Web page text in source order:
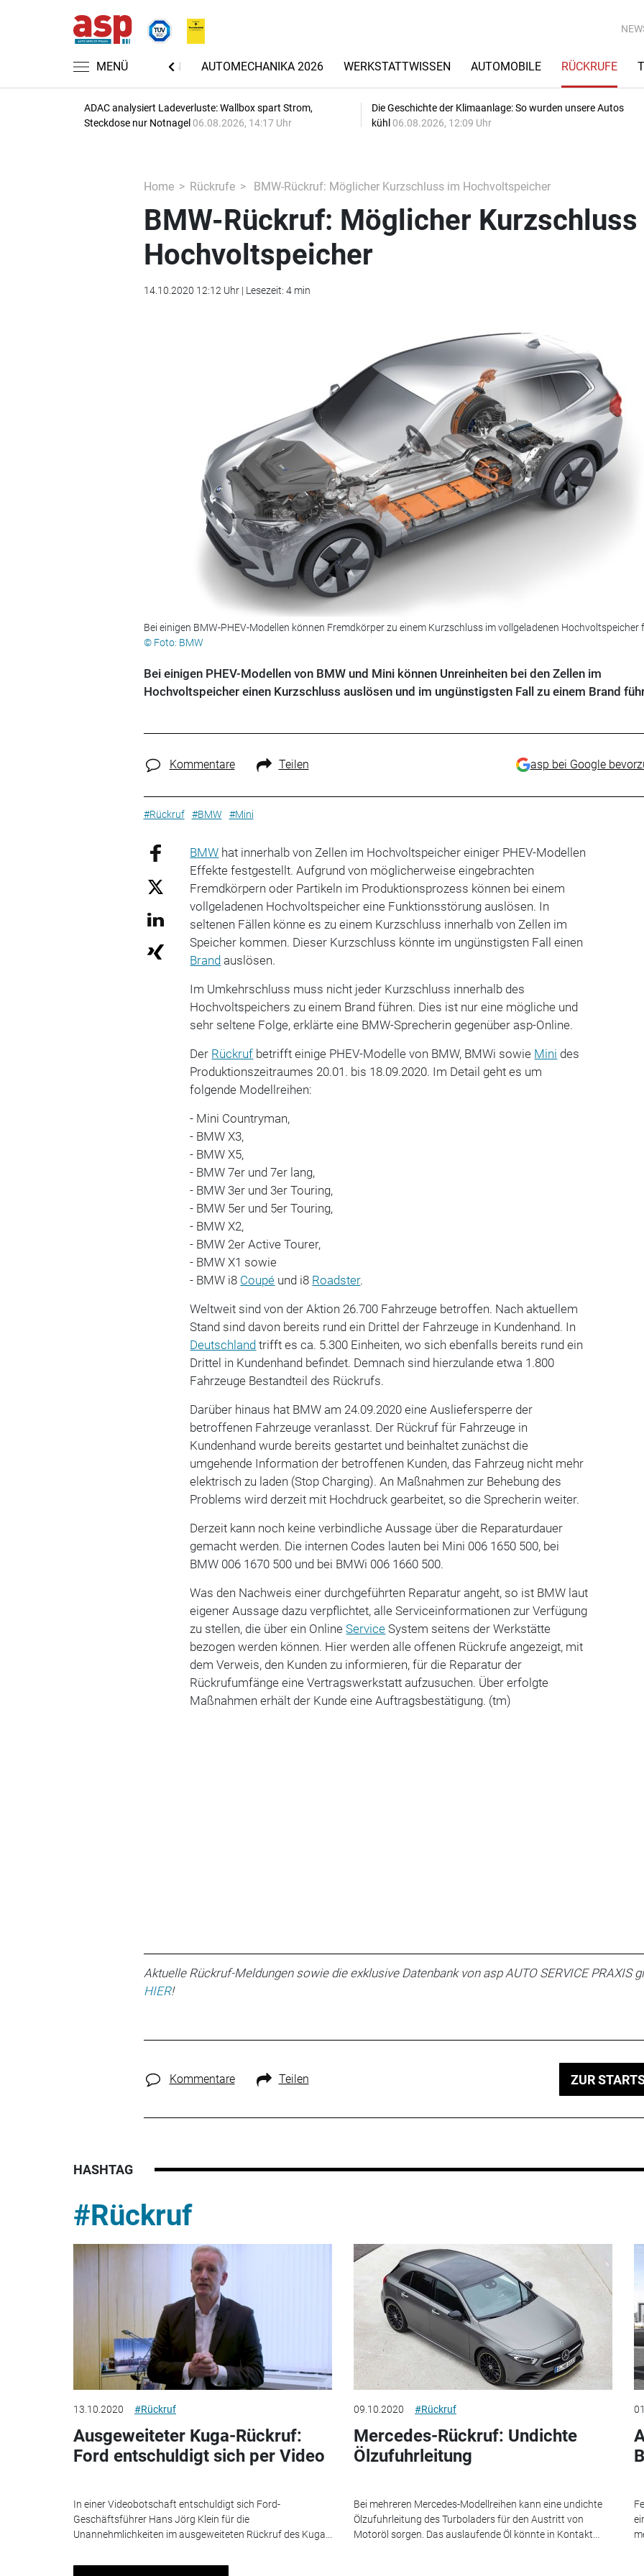
MENÜ
NACHRICHTEN AUTOMECHANIKA 2026 WERKSTATTWISSEN AUTOMOBILE RÜCKRUFE
ADAC analysiert Ladeverluste: Wallbox spart Strom,
Steckdose nur Notnagel 06.08.2026, 14:17 Uhr
Die Geschichte der Klimaanlage: So wurden unsere Autos
kühl 06.08.2026, 12:09 Uhr
Home Rückrufe BMW-Rückruf: Möglicher Kurzschluss im Hochvoltspeicher
BMW-Rückruf: Möglicher
Hochvoltspeicher
14.10.2020 12:12 Uhr | Lesezeit: 4 min
Bei einigen BMW-PHEV-Modellen können Fremdkörper zu einem Kurzschluss im vollgeladenen Hochvoltspeicher
© Foto: BMW
Bei einigen PHEV-Modellen von BMW und Mini können Unreinheiten bei den Zellen im
Hochvoltspeicher einen Kurzschluss auslösen und im ungünstigsten Fall zu einem Brand
Kommentare Teilen asp bei Google
#Rückruf #BMW #Mini
BMW hat innerhalb von Zellen im Hochvoltspeicher einiger PHEV-Modellen
Effekte festgestellt. Aufgrund von möglicherweise eingebrachten
Fremdkörpern oder Partikeln im Produktionsprozess können bei einem
vollgeladenen Hochvoltspeicher eine Funktionsstörung auslösen. In
seltenen Fällen könne es zu einem Kurzschluss innerhalb von Zellen im
Speicher kommen. Dieser Kurzschluss könnte im ungünstigsten Fall einen
Brand auslösen.
Im Umkehrschluss muss nicht jeder Kurzschluss innerhalb des
Hochvoltspeichers zu einem Brand führen. Dies ist nur eine mögliche und
sehr seltene Folge, erklärte eine BMW-Sprecherin gegenüber asp-Online.
Der Rückruf betrifft einige PHEV-Modelle von BMW, BMWi sowie Mini des
Produktionszeitraumes 20.01. bis 18.09.2020. Im Detail geht es um
folgende Modellreihen:
- Mini Countryman,
- BMW X3,
- BMW X5,
- BMW 7er und 7er lang,
- BMW 3er und 3er Touring,
- BMW 5er und 5er Touring,
- BMW X2,
- BMW 2er Active Tourer,
- BMW X1 sowie
- BMW i8 Coupé und i8 Roadster.
Weltweit sind von der Aktion 26.700 Fahrzeuge betroffen. Nach aktuellem
Stand sind davon bereits rund ein Drittel der Fahrzeuge in Kundenhand. In
Deutschland trifft es ca. 5.300 Einheiten, wo sich ebenfalls bereits rund ein
Drittel in Kundenhand befindet. Demnach sind hierzulande etwa 1.800
Fahrzeuge Bestandteil des Rückrufs.
Darüber hinaus hat BMW am 24.09.2020 eine Ausliefersperre der
betroffenen Fahrzeuge veranlasst. Der Rückruf für Fahrzeuge in
Kundenhand wurde bereits gestartet und beinhaltet zunächst die
umgehende Information der betroffenen Kunden, das Fahrzeug nicht mehr
elektrisch zu laden (Stop Charging). An Maßnahmen zur Behebung des
Problems wird derzeit mit Hochdruck gearbeitet, so die Sprecherin weiter.
Derzeit kann noch keine verbindliche Aussage über die Reparaturdauer
gemacht werden. Die internen Codes lauten bei Mini 006 1650 500, bei
BMW 006 1670 500 und bei BMWi 006 1660 500.
Was den Nachweis einer durchgeführten Reparatur angeht, so ist BMW laut
eigener Aussage dazu verpflichtet, alle Serviceinformationen zur Verfügung
zu stellen, die über ein OnlineService System seitens der Werkstätte
bezogen werden können. Hier werden alle offenen Rückrufe angezeigt, mit
dem Verweis, den Kunden zu informieren, für die Reparatur der
Rückrufumfänge eine Vertragswerkstatt aufzusuchen. Über erfolgte
Maßnahmen erhält der Kunde eine Auftragsbestätigung. (tm)
Aktuelle Rückruf-Meldungen sowie die exklusive Datenbank von asp AUTO SERVICE PRAXIS
HIER!
Kommentare Teilen ZUR
HASHTAG
#Rückruf
13.10.2020 #Rückruf
Ausgeweiteter Kuga-Rückruf:
Ford entschuldigt sich per Video
In einer Videobotschaft entschuldigt sich Ford-
Geschäftsführer Hans Jörg Klein für die
Unannehmlichkeiten im ausgeweiteten Rückruf des Kuga...
09.10.2020 #Rückruf
Mercedes-Rückruf: Undichte
Ölzufuhrleitung
Bei mehreren Mercedes-Modellreihen kann eine undichte
Ölzufuhrleitung des Turboladers für den Austritt von
Motoröl sorgen. Das auslaufende Öl könnte in Kontakt...